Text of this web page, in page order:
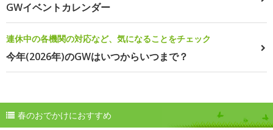
GWイベントカレンダー
連休中の各機関の対応など、気になることをチェック
今年(2026年)のGWはいつからいつまで？
春のおでかけにおすすめ